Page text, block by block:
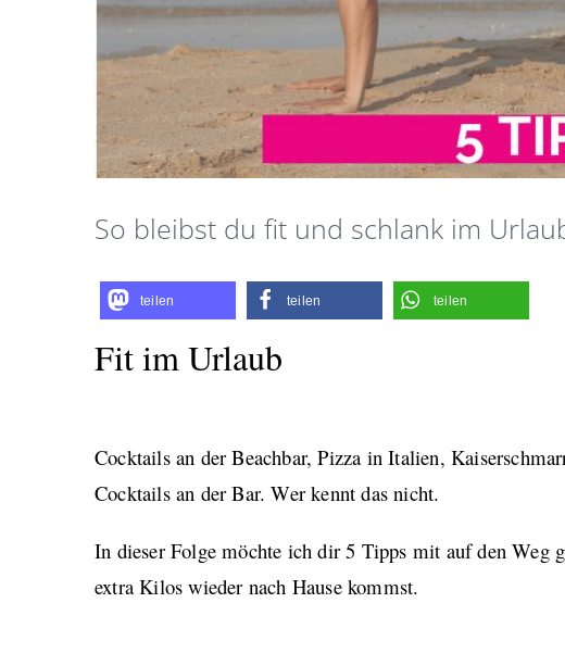
So bleibst du fit und schlank im
teilen teilen teilen
Fit im Urlaub
Cocktails an der Beachbar, Pizza in Italien,
Cocktails an der Bar. Wer kennt das nicht.
In dieser Folge möchte ich dir 5 Tipps mit auf den Weg
extra Kilos wieder nach Hause kommst.